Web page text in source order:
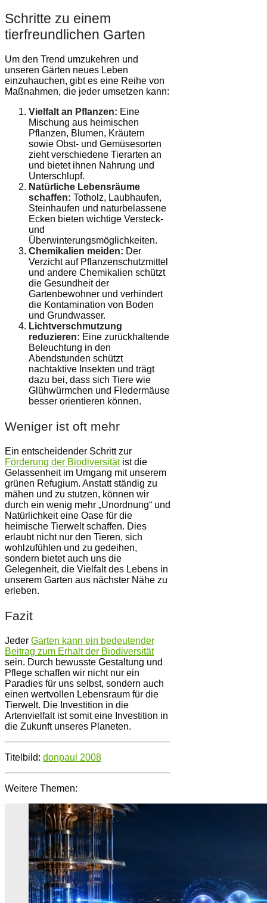
Schritte zu einem
tierfreundlichen Garten
Um den Trend umzukehren und
unseren Gärten neues Leben
einzuhauchen, gibt es eine Reihe von
Maßnahmen, die jeder umsetzen kann:
Vielfalt an Pflanzen: Eine
Mischung aus heimischen
Pflanzen, Blumen, Kräutern
sowie Obst- und Gemüsesorten
zieht verschiedene Tierarten an
und bietet ihnen Nahrung und
Unterschlupf.
Natürliche Lebensräume
schaffen: Totholz, Laubhaufen,
Steinhaufen und naturbelassene
Ecken bieten wichtige Versteck-
und
Überwinterungsmöglichkeiten.
Chemikalien meiden: Der
Verzicht auf Pflanzenschutzmittel
und andere Chemikalien schützt
die Gesundheit der
Gartenbewohner und verhindert
die Kontamination von Boden
und Grundwasser.
Lichtverschmutzung
reduzieren: Eine zurückhaltende
Beleuchtung in den
Abendstunden schützt
nachtaktive Insekten und trägt
dazu bei, dass sich Tiere wie
Glühwürmchen und Fledermäuse
besser orientieren können.
Weniger ist oft mehr
Ein entscheidender Schritt zur
Förderung der Biodiversitätist die
Gelassenheit im Umgang mit unserem
grünen Refugium. Anstatt ständig zu
mähen und zu stutzen, können wir
durch ein wenig mehr „Unordnung“ und
Natürlichkeit eine Oase für die
heimische Tierwelt schaffen. Dies
erlaubt nicht nur den Tieren, sich
wohlzufühlen und zu gedeihen,
sondern bietet auch uns die
Gelegenheit, die Vielfalt des Lebens in
unserem Garten aus nächster Nähe zu
erleben.
Fazit
Jeder Garten kann ein bedeutender
Beitrag zum Erhalt der Biodiversität
sein. Durch bewusste Gestaltung und
Pflege schaffen wir nicht nur ein
Paradies für uns selbst, sondern auch
einen wertvollen Lebensraum für die
Tierwelt. Die Investition in die
Artenvielfalt ist somit eine Investition in
die Zukunft unseres Planeten.
Titelbild: donpaul 2008
Weitere Themen: